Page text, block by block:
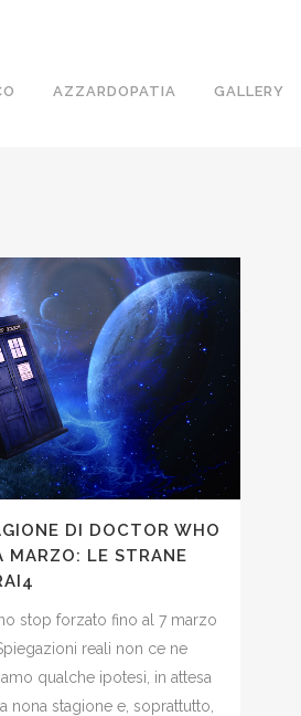
AZZARDOPATIA GALLERY
DI DOCTOR WHO
MARZO: LE STRANE
stop forzato fino al 7 marzo
reali non ce ne
qualche ipotesi, in attesa
nona stagione e, soprattutto,